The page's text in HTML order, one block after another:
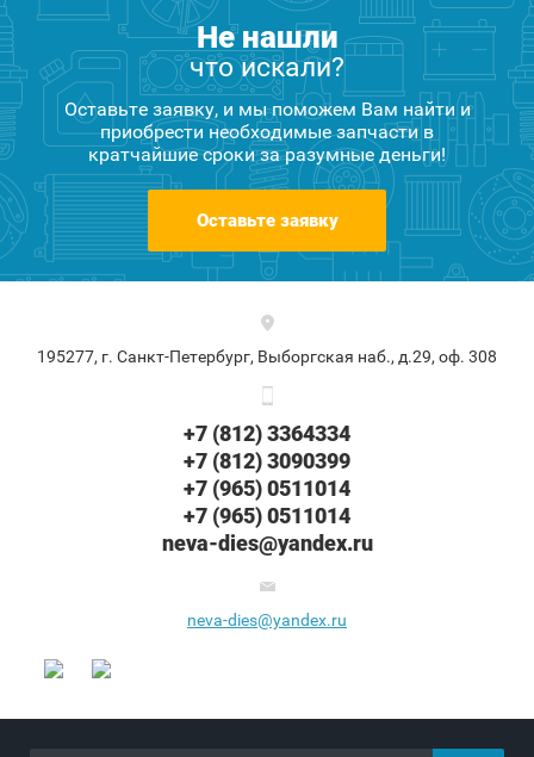
Не нашли
что искали?
Оставьте заявку, и мы поможем Вам найти и
приобрести необходимые запчасти в
кратчайшие сроки за разумные деньги!
Оставьте заявку
195277, г. Санкт-Петербург, Выборгская наб., д.29, оф. 308
+7 (812) 3364334
+7 (812) 3090399
+7 (965) 0511014
+7 (965) 0511014
neva-dies@yandex.ru
neva-dies@yandex.ru